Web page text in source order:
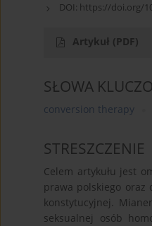
DOI: https://doi.org/
Artykuł (PDF)
SŁOWA
conversion therapy
STRESZCZENIE
Celem artykułu jest
prawa polskiego oraz
konstytucyjnej.
seksualnej osób